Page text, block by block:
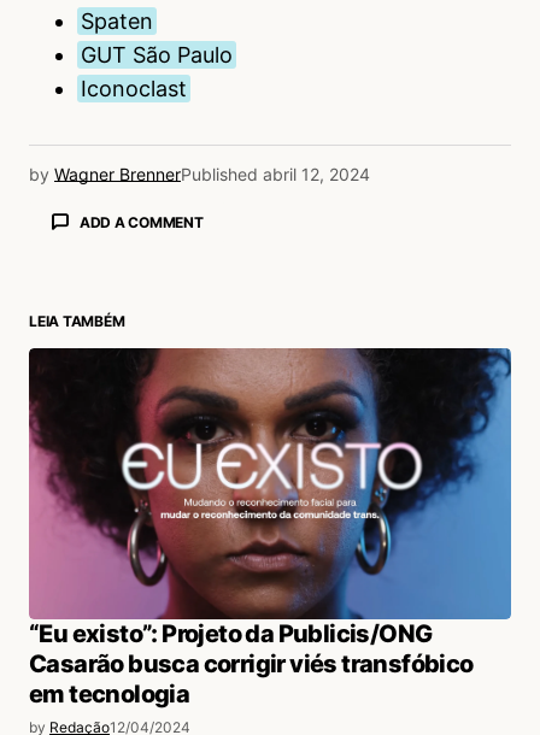
Spaten
GUT São Paulo
Iconoclast
by Wagner BrennerPublished abril 12, 2024
ADD A COMMENT
LEIA TAMBÉM
“Eu existo”: Projeto da Publicis/ONG
Casarão busca corrigir viés transfóbico
em tecnologia
by Redação12/04/2024